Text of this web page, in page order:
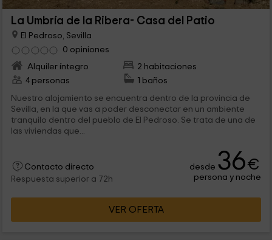
La Umbría de la Ribera- Casa del Patio
El Pedroso, Sevilla
0 opiniones
Alquiler íntegro
2 habitaciones
4 personas
1 baños
Nuestro alojamiento se encuentra dentro de la provincia de
Sevilla, en la que vas a poder desconectar en un ambiente
tranquilo dentro del pueblo de El Pedroso. Se trata de una de
las viviendas que...
Contacto directo
Respuesta superior a 72h
desde 36€
persona y noche
VER OFERTA